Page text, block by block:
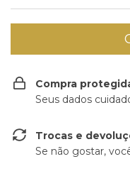
Compra
Seus dados
Trocas e
Se não gostar,